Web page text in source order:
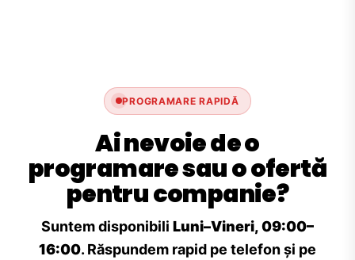
PROGRAMARE RAPIDĂ
Ai nevoie de o
programare sau o ofertă
pentru companie?
Suntem disponibili Luni–Vineri, 09:00–
16:00. Răspundem rapid pe telefon și pe